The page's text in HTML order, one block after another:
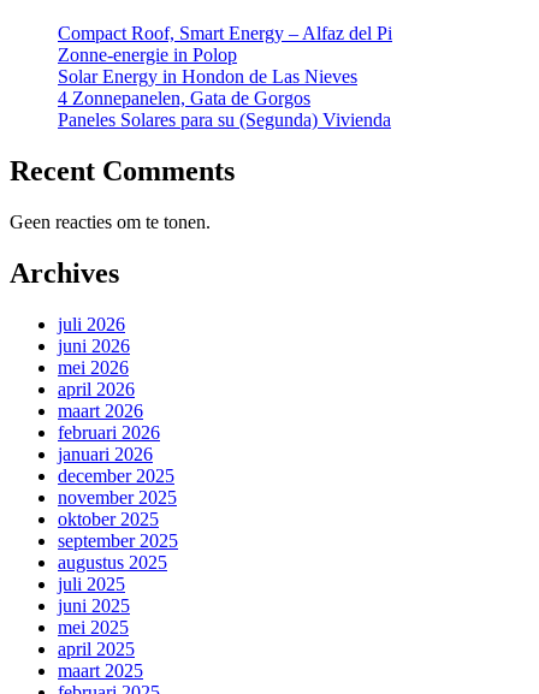
Compact Roof, Smart Energy – Alfaz del Pi
Zonne-energie in Polop
Solar Energy in Hondon de Las Nieves
4 Zonnepanelen, Gata de Gorgos
Paneles Solares para su (Segunda) Vivienda
Recent Comments
Geen reacties om te tonen.
Archives
juli 2026
juni 2026
mei 2026
april 2026
maart 2026
februari 2026
januari 2026
december 2025
november 2025
oktober 2025
september 2025
augustus 2025
juli 2025
juni 2025
mei 2025
april 2025
maart 2025